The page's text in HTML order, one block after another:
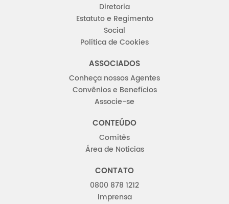
Diretoria
Estatuto e Regimento
Social
Política de Cookies
ASSOCIADOS
Conheça nossos Agentes
Convênios e Benefícios
Associe-se
CONTEÚDO
Comitês
Área de Noticias
CONTATO
0800 878 1212
Imprensa